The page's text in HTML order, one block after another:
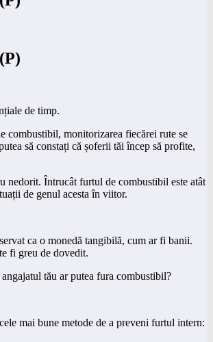
de timp.
combustibil, monitorizarea fiecărei rute se
să constați că șoferii tăi încep să profite,
nedorit. Întrucât furtul de combustibil este atât
de genul acesta în viitor.
ca o monedă tangibilă, cum ar fi banii.
fi greu de dovedit.
tău ar putea fura combustibil?
mai bune metode de a preveni furtul intern: